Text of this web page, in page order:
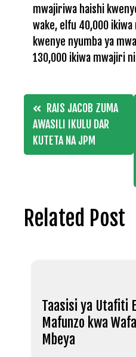
mwajiriwa haishi
wake, elfu 40,000
kwenye nyumba ya
130,000 ikiwa mwajiri
Post
navigation
RAIS JACOB ZUMA
AWASILI IKULU DAR
KUTETA NA JPM
Related Post
Taasisi ya Utafiti
Mafunzo kwa
Mbeya